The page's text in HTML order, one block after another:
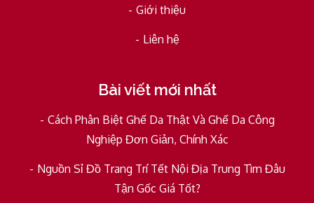
Giới thiệu
Liên hệ
Bài viết mới nhất
Cách Phân Biệt Ghế Da Thật Và Ghế Da Công
Nghiệp Đơn Giản, Chính Xác
Nguồn Sỉ Đồ Trang Trí Tết Nội Địa Trung Tìm Đâu
Tận Gốc Giá Tốt?